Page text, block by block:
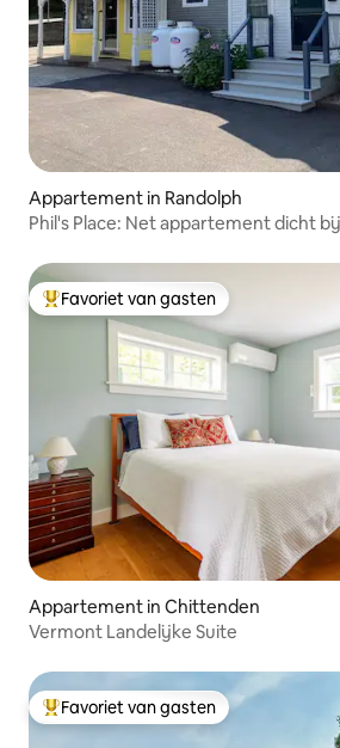
Appartement in Randolph
Phil's Place: Net appartement dicht
Topfavoriet van gasten
Favoriet van gasten
Appartement in Chittenden
Vermont Landelijke Suite
Topfavoriet van gasten
Favoriet van gasten